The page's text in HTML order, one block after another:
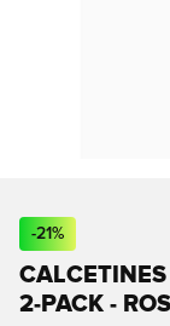
-21%
2-PACK -